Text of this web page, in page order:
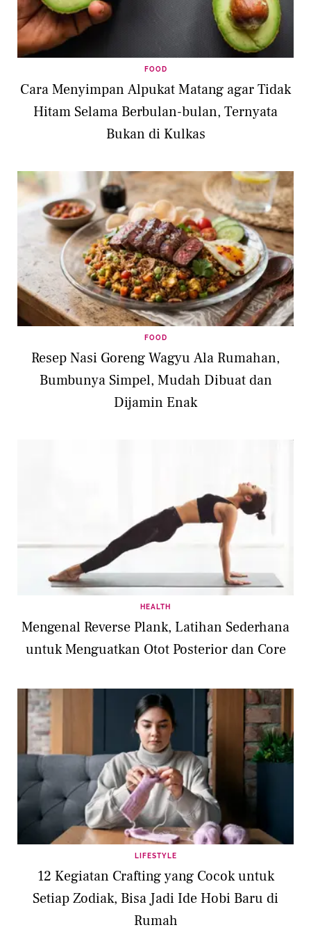
FOOD
Cara Menyimpan Alpukat Matang agar Tidak
Hitam Selama Berbulan-bulan, Ternyata
Bukan di Kulkas
FOOD
Resep Nasi Goreng Wagyu Ala Rumahan,
Bumbunya Simpel, Mudah Dibuat dan
Dijamin Enak
HEALTH
Mengenal Reverse Plank, Latihan Sederhana
untuk Menguatkan Otot Posterior dan Core
LIFESTYLE
12 Kegiatan Crafting yang Cocok untuk
Setiap Zodiak, Bisa Jadi Ide Hobi Baru di
Rumah